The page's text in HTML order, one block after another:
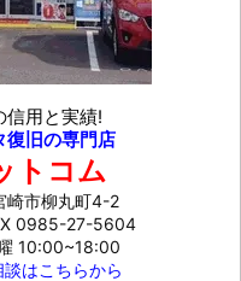
信用と実績!
復旧の専門店
トコム
市柳丸町4-2
0985-27-5604
10:00~18:00
談はこちらから